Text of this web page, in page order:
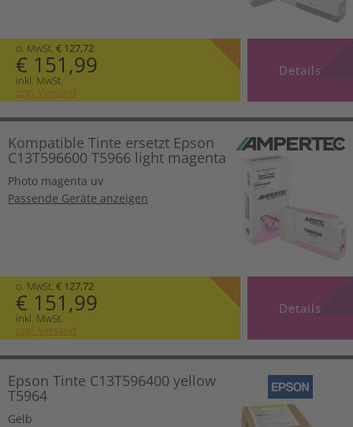
o. MwSt. € 127,72
€ 151,99
inkl. MwSt.
zzgl. Versand
Details
Kompatible Tinte ersetzt Epson
C13T596600 T5966 light magenta
Photo magenta uv
Passende Geräte anzeigen
o. MwSt. € 127,72
€ 151,99
inkl. MwSt.
zzgl. Versand
Details
Epson Tinte C13T596400 yellow
T5964
Gelb